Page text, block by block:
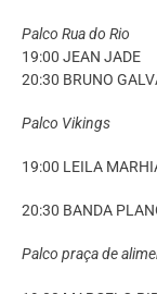
Palco Rua do Rio
19:00 JEAN JADE
20:30 BRUNO
Palco Vikings
19:00 LEILA
20:30 BANDA
Palco praça de